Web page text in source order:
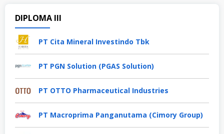
DIPLOMA III
PT Cita Mineral Investindo Tbk
PT PGN Solution (PGAS Solution)
PT OTTO Pharmaceutical Industries
PT Macroprima Panganutama (Cimory Group)